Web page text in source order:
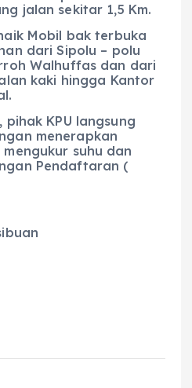
jalan sekitar 1,5 Km.
Mobil bak terbuka
dari Sipolu – polu
Walhuffas dan dari
kaki hingga Kantor
pihak KPU langsung
menerapkan
suhu dan
Pendaftaran (